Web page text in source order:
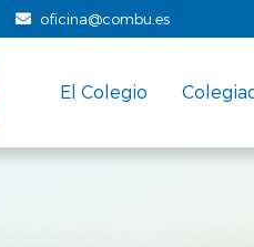
oficina@combu.es
El Colegio